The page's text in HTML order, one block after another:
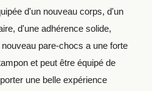
d'un nouveau corps, d'un
d'une adhérence solide,
pare-chocs a une forte
et peut être équipé de
une belle expérience